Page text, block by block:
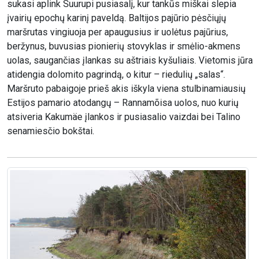
sukasi aplink Suurupi pusiasalį, kur tankūs miškai slepia
įvairių epochų karinį paveldą. Baltijos pajūrio pėsčiųjų
maršrutas vingiuoja per apaugusius ir uolėtus pajūrius,
beržynus, buvusias pionierių stovyklas ir smėlio-akmens
uolas, saugančias įlankas su aštriais kyšuliais. Vietomis jūra
atidengia dolomito pagrindą, o kitur – riedulių „salas“.
Maršruto pabaigoje prieš akis iškyla viena stulbinamiausių
Estijos pamario atodangų – Rannamõisa uolos, nuo kurių
atsiveria Kakumäe įlankos ir pusiasalio vaizdai bei Talino
senamiesčio bokštai.